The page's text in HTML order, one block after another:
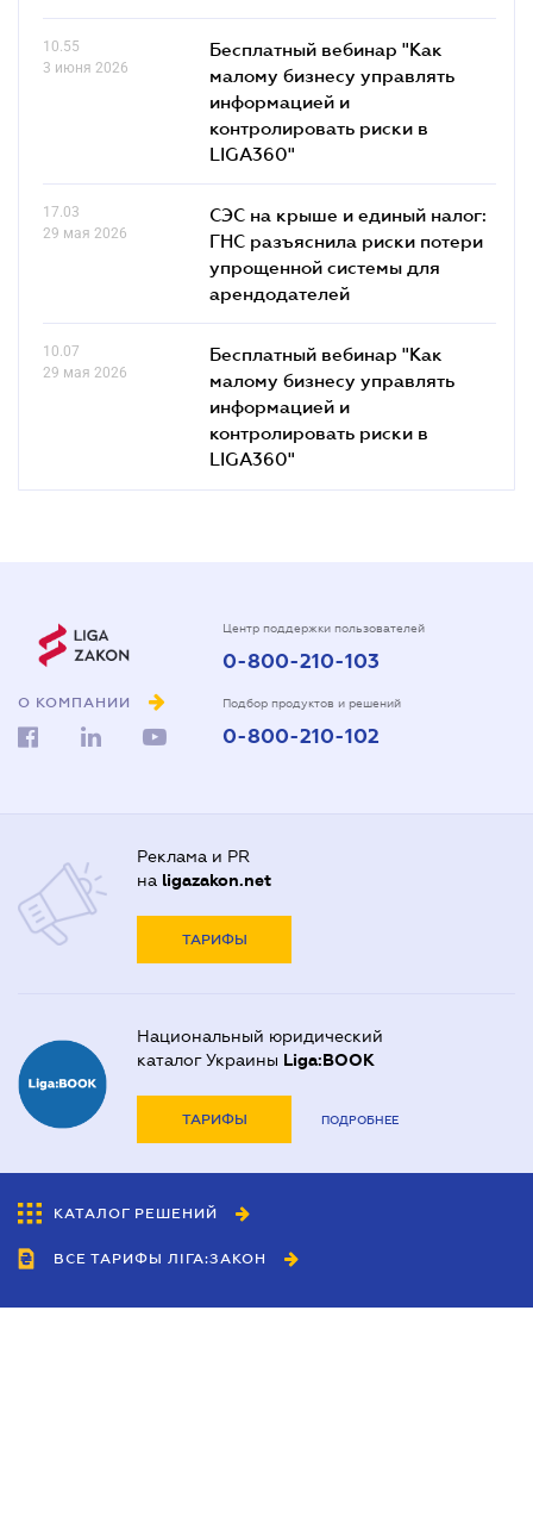
10.55
3 июня 2026
Бесплатный вебинар "Как
малому бизнесу управлять
информацией и
контролировать риски в
LIGA360"
17.03
29 мая 2026
СЭС на крыше и единый налог:
ГНС разъяснила риски потери
упрощенной системы для
арендодателей
10.07
29 мая 2026
Бесплатный вебинар "Как
малому бизнесу управлять
информацией и
контролировать риски в
LIGA360"
О КОМПАНИИ
Центр поддержки пользователей
0-800-210-103
Подбор продуктов и решений
0-800-210-102
Реклама и PR
на ligazakon.net
ТАРИФЫ
Национальный юридический
каталог Украины Liga:BOOK
ТАРИФЫ ПОДРОБНЕЕ
КАТАЛОГ РЕШЕНИЙ
ВСЕ ТАРИФЫ ЛІГА:ЗАКОН